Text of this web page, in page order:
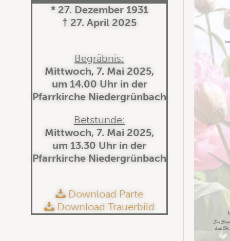
* 27. Dezember 1931
† 27. April 2025
Begräbnis:
Mittwoch, 7. Mai 2025,
um 14.00 Uhr in der
Pfarrkirche Niedergrünbach
Betstunde:
Mittwoch, 7. Mai 2025,
um 13.30 Uhr in der
Pfarrkirche Niedergrünbach
Download Parte
Download Trauerbild